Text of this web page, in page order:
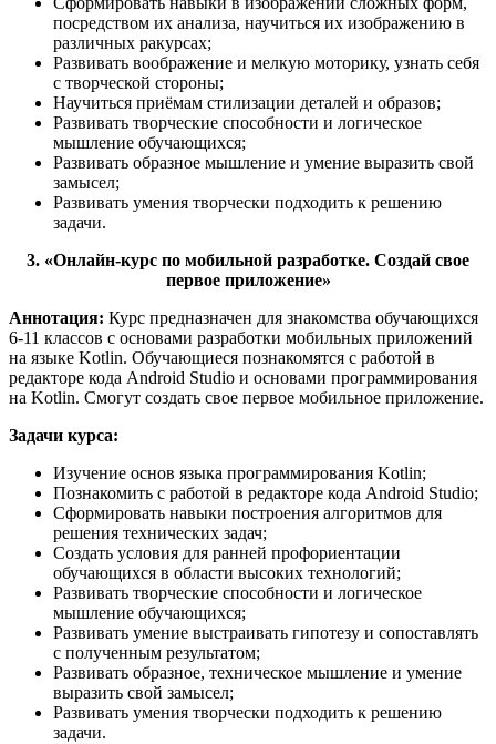
посредством их анализа, научиться их изображению в
различных ракурсах;
Развивать воображение и мелкую моторику, узнать себя
с творческой стороны;
Научиться приёмам стилизации деталей и образов;
Развивать творческие способности и логическое
мышление обучающихся;
Развивать образное мышление и умение выразить свой
замысел;
Развивать умения творчески подходить к решению
задачи.
3. «Онлайн-курс по мобильной разработке. Создай свое
первое приложение»
Аннотация: Курс предназначен для знакомства обучающихся
6-11 классов с основами разработки мобильных приложений
на языке Kotlin. Обучающиеся познакомятся с работой в
редакторе кода Android Studio и основами программирования
на Kotlin. Смогут создать свое первое мобильное приложение.
Задачи курса:
Изучение основ языка программирования Kotlin;
Познакомить с работой в редакторе кода Android Studio;
Сформировать навыки построения алгоритмов для
решения технических задач;
Создать условия для ранней профориентации
обучающихся в области высоких технологий;
Развивать творческие способности и логическое
мышление обучающихся;
Развивать умение выстраивать гипотезу и сопоставлять
с полученным результатом;
Развивать образное, техническое мышление и умение
выразить свой замысел;
Развивать умения творчески подходить к решению
задачи.